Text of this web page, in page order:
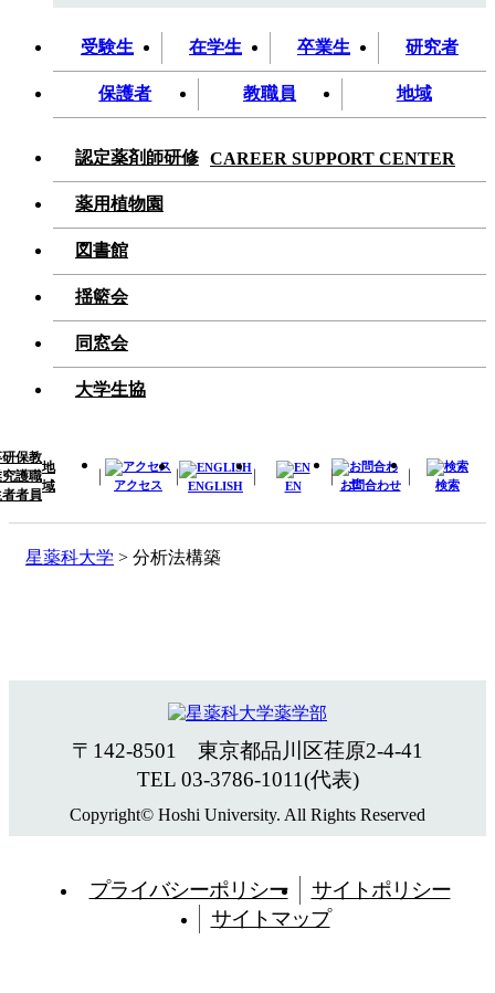
受験生 在学生 卒業生 研究者
保護者 教職員 地域
認定薬剤師研修 CAREER SUPPORT CENTER
薬用植物園
図書館
揺籃会
同窓会
大学生協
研
究
者
保
護
者
教
職
員
地
域
アクセス ENGLISH EN お問合わせ 検索
星薬科大学 > 分析法構築
〒142-8501 東京都品川区荏原2-4-41
TEL 03-3786-1011(代表)
Copyright© Hoshi University. All Rights Reserved
プライバシーポリシー
サイトポリシー
サイトマップ